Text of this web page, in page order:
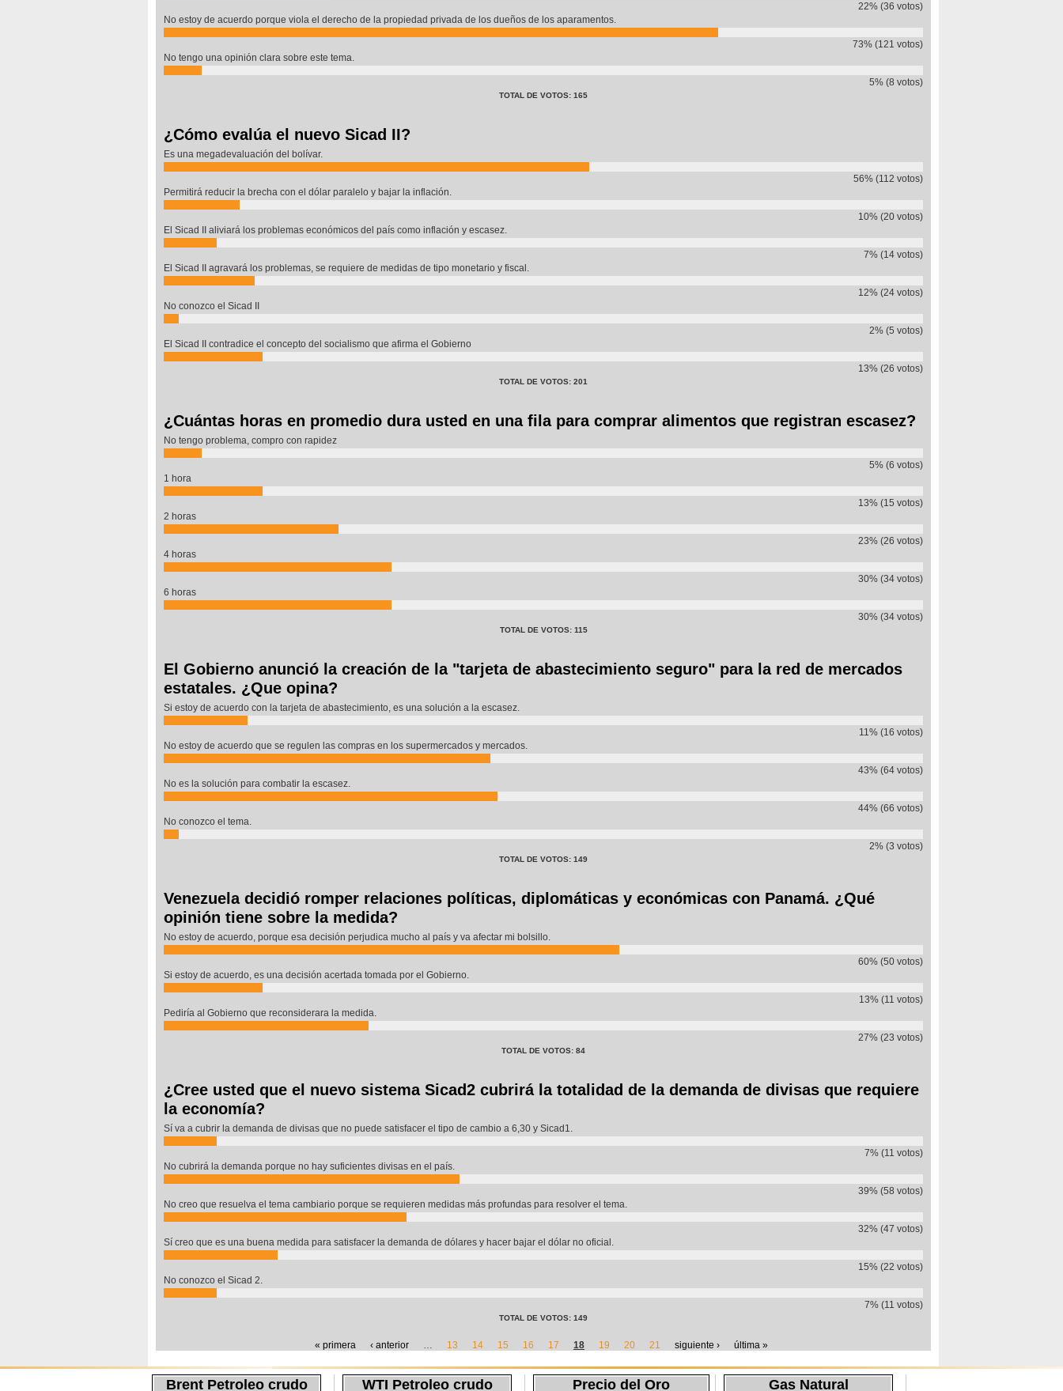
22% (36 votos)
No estoy de acuerdo porque viola el derecho de la propiedad privada de los dueños de los aparamentos.
73% (121 votos)
No tengo una opinión clara sobre este tema.
5% (8 votos)
TOTAL DE VOTOS: 165
¿Cómo evalúa el nuevo Sicad II?
Es una megadevaluación del bolívar.
56% (112 votos)
Permitirá reducir la brecha con el dólar paralelo y bajar la inflación.
10% (20 votos)
El Sicad II aliviará los problemas económicos del país como inflación y escasez.
7% (14 votos)
El Sicad II agravará los problemas, se requiere de medidas de tipo monetario y fiscal.
12% (24 votos)
No conozco el Sicad II
2% (5 votos)
El Sicad II contradice el concepto del socialismo que afirma el Gobierno
13% (26 votos)
TOTAL DE VOTOS: 201
¿Cuántas horas en promedio dura usted en una fila para comprar alimentos que registran escasez?
No tengo problema, compro con rapidez
5% (6 votos)
1 hora
13% (15 votos)
2 horas
23% (26 votos)
4 horas
30% (34 votos)
6 horas
30% (34 votos)
TOTAL DE VOTOS: 115
El Gobierno anunció la creación de la "tarjeta de abastecimiento seguro" para la red de mercados
estatales. ¿Que opina?
Si estoy de acuerdo con la tarjeta de abastecimiento, es una solución a la escasez.
11% (16 votos)
No estoy de acuerdo que se regulen las compras en los supermercados y mercados.
43% (64 votos)
No es la solución para combatir la escasez.
44% (66 votos)
No conozco el tema.
2% (3 votos)
TOTAL DE VOTOS: 149
Venezuela decidió romper relaciones políticas, diplomáticas y económicas con Panamá. ¿Qué
opinión tiene sobre la medida?
No estoy de acuerdo, porque esa decisión perjudica mucho al país y va afectar mi bolsillo.
60% (50 votos)
Si estoy de acuerdo, es una decisión acertada tomada por el Gobierno.
13% (11 votos)
Pediría al Gobierno que reconsiderara la medida.
27% (23 votos)
TOTAL DE VOTOS: 84
¿Cree usted que el nuevo sistema Sicad2 cubrirá la totalidad de la demanda de divisas que requiere
la economía?
Sí va a cubrir la demanda de divisas que no puede satisfacer el tipo de cambio a 6,30 y Sicad1.
7% (11 votos)
No cubrirá la demanda porque no hay suficientes divisas en el país.
39% (58 votos)
No creo que resuelva el tema cambiario porque se requieren medidas más profundas para resolver el tema.
32% (47 votos)
Sí creo que es una buena medida para satisfacer la demanda de dólares y hacer bajar el dólar no oficial.
15% (22 votos)
No conozco el Sicad 2.
7% (11 votos)
TOTAL DE VOTOS: 149
Páginas « primera ‹ anterior … 13 14 15 16 17 18 19 20 21 siguiente › última »
Brent Petroleo crudo WTI Petroleo crudo Precio del Oro Gas Natural